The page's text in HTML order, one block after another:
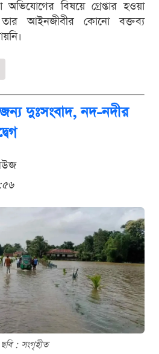
বিষয়ে গ্রেপ্তার হওয়া
আইনজীবীর কোনো বক্তব্য
দুঃসংবাদ, নদ-নদীর
ছবি : সংগৃহীত